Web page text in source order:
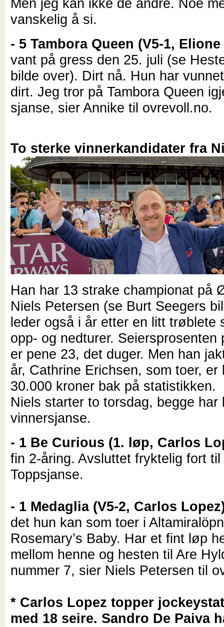
Men jeg kan ikke de andre. Noe
vanskelig å si.
- 5 Tambora Queen (V5-1,
vant på gress den 25. juli (se
bilde over). Dirt nå. Hun har
dirt. Jeg tror på Tambora Queen
sjanse, sier Annike til ovrevoll.no.
To sterke vinnerkandidater fra
Han har 13 strake championat på
Niels Petersen (se Burt Seegers
leder også i år etter en litt trøblete
opp- og nedturer.
er pene 23, det duger. Men han
år, Cathrine Erichsen, som toer, er
30.000 kroner bak på statistikken.
Niels starter to torsdag, begge har
vinnersjanse.
- 1 Be Curious (1. løp, Carlos
fin 2-åring. Avsluttet fryktelig fort
Toppsjanse.
- 1 Medaglia (V5-2, Carlos
det hun kan som toer i
Rosemary’s Baby. Har et fint løp
mellom henne og hesten til Are
nummer 7, sier Niels Petersen til
* Carlos Lopez topper
med 18 seire. Sandro De Paiva